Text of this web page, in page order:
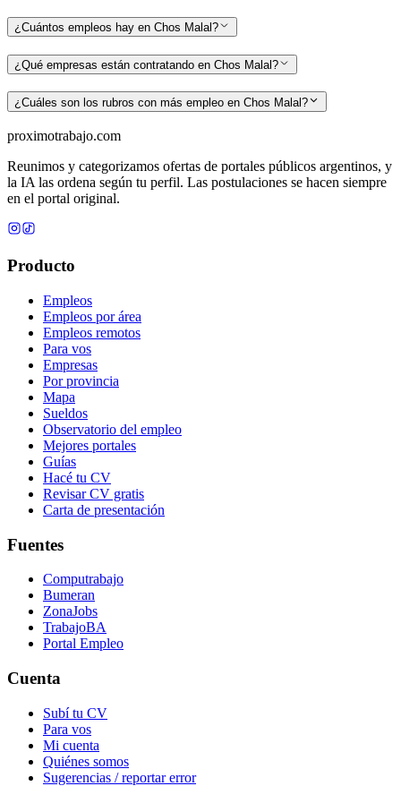
¿Cuántos empleos hay en Chos Malal?
¿Qué empresas están contratando en Chos Malal?
¿Cuáles son los rubros con más empleo en Chos Malal?
proximotrabajo.com
Reunimos y categorizamos ofertas de portales públicos argentinos, y
la IA las ordena según tu perfil. Las postulaciones se hacen siempre
en el portal original.
Producto
Empleos
Empleos por área
Empleos remotos
Para vos
Empresas
Por provincia
Mapa
Sueldos
Observatorio del empleo
Mejores portales
Guías
Hacé tu CV
Revisar CV gratis
Carta de presentación
Fuentes
Computrabajo
Bumeran
ZonaJobs
TrabajoBA
Portal Empleo
Cuenta
Subí tu CV
Para vos
Mi cuenta
Quiénes somos
Sugerencias / reportar error